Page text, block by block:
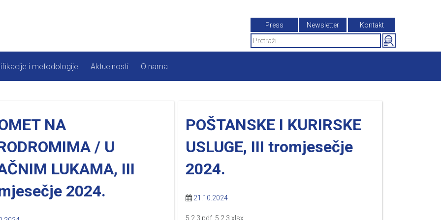
Press Newsletter
Kontakt
Search
for:
i metodologije Aktuelnosti O nama
NA
/ U
LUKAMA, III
2024.
POŠTANSKE I KURIRSKE
USLUGE, III tromjesečje
2024.
21.10.2024
5.2.3.pdf 5.2.3.xlsx